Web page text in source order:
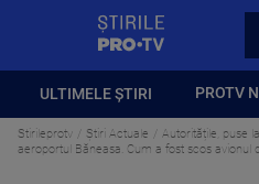
ULTIMELE ȘTIRI PROTV
Stirileprotv Știri Actuale
Autoritățile, puse
aeroportul Băneasa. Cum a fost scos avionul